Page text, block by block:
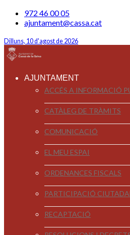
972 46 00 05
ajuntament@cassa.cat
Dilluns, 10 d'agost de 2026
AJUNTAMENT
ACCÉS A INFORMACIÓ
CATÀLEG DE TRÀMITS
COMUNICACIÓ
EL MEU ESPAI
ORDENANCES FISCALS
PARTICIPACIÓ
RECAPTACIÓ